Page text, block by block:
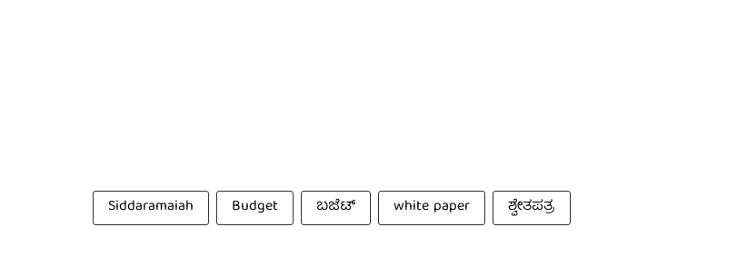
Siddaramaiah Budget ಬಜೆಟ್ white paper ಶ್ವೇತಪತ್ರ